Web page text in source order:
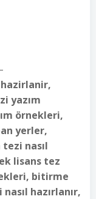
yazım
örnekleri,
yerler,
nasıl
lisans tez
bitirme
hazırlanır,